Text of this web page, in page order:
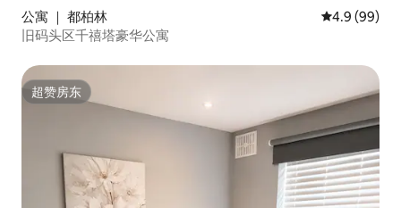
公寓 ｜ 都柏林 平均评分 4.9
4.9 (99)
旧码头区千禧塔豪华公寓
超赞房东
超赞房东